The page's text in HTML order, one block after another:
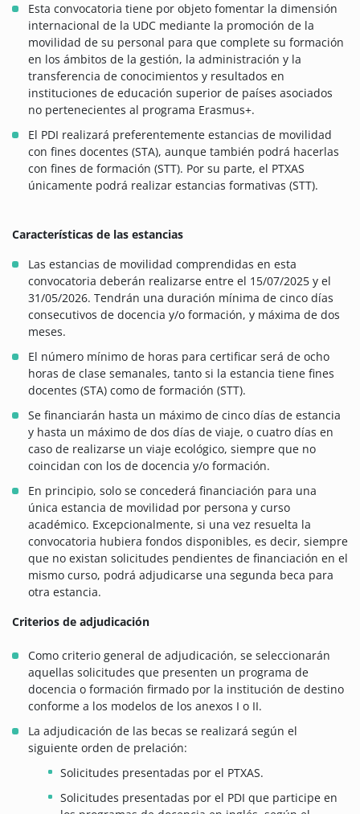
Esta convocatoria tiene por objeto fomentar la dimensión
internacional de la UDC mediante la promoción de la
movilidad de su personal para que complete su formación
en los ámbitos de la gestión, la administración y la
transferencia de conocimientos y resultados en
instituciones de educación superior de países asociados
no pertenecientes al programa Erasmus+.
El PDI realizará preferentemente estancias de movilidad
con fines docentes (STA), aunque también podrá hacerlas
con fines de formación (STT). Por su parte, el PTXAS
únicamente podrá realizar estancias formativas (STT).
Características de las estancias
Las estancias de movilidad comprendidas en esta
convocatoria deberán realizarse entre el 15/07/2025 y el
31/05/2026. Tendrán una duración mínima de cinco días
consecutivos de docencia y/o formación, y máxima de dos
meses.
El número mínimo de horas para certificar será de ocho
horas de clase semanales, tanto si la estancia tiene fines
docentes (STA) como de formación (STT).
Se financiarán hasta un máximo de cinco días de estancia
y hasta un máximo de dos días de viaje, o cuatro días en
caso de realizarse un viaje ecológico, siempre que no
coincidan con los de docencia y/o formación.
En principio, solo se concederá financiación para una
única estancia de movilidad por persona y curso
académico. Excepcionalmente, si una vez resuelta la
convocatoria hubiera fondos disponibles, es decir, siempre
que no existan solicitudes pendientes de financiación en el
mismo curso, podrá adjudicarse una segunda beca para
otra estancia.
Criterios de adjudicación
Como criterio general de adjudicación, se seleccionarán
aquellas solicitudes que presenten un programa de
docencia o formación firmado por la institución de destino
conforme a los modelos de los anexos I o II.
La adjudicación de las becas se realizará según el
siguiente orden de prelación:
Solicitudes presentadas por el PTXAS.
Solicitudes presentadas por el PDI que participe en